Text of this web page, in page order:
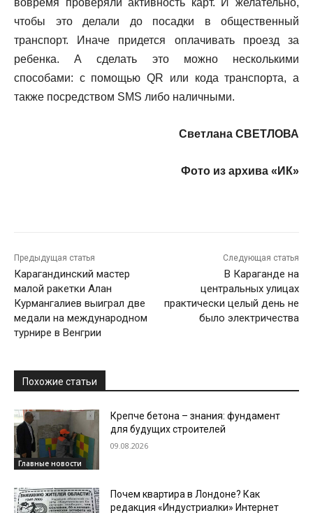
вовремя проверяли активность карт. И желательно,
чтобы это делали до посадки в общественный
транспорт. Иначе придется оплачивать проезд за
ребенка. А сделать это можно несколькими
способами: с помощью QR или кода транспорта, а
также посредством SMS либо наличными.
Светлана СВЕТЛОВА
Фото из архива «ИК»
Предыдущая статья
Карагандинский мастер
малой ракетки Алан
Курмангалиев выиграл две
медали на международном
турнире в Венгрии
Следующая статья
В Караганде на
центральных улицах
практически целый день не
было электричества
Похожие статьи
Главные новости
Крепче бетона – знания: фундамент
для будущих строителей
09.08.2026
Почем квартира в Лондоне? Как
редакция «Индустриалки» Интернет